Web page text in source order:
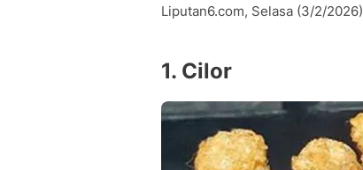
Liputan6.com, Selasa (3/2/2026)
1. Cilor